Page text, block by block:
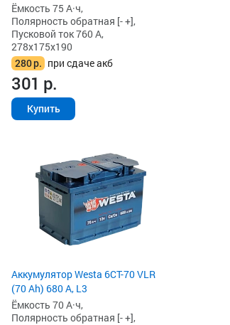
Ёмкость 75 А·ч,
Полярность обратная [- +],
Пусковой ток 760 А,
278x175x190
280р. при сдаче акб
301 р.
Купить
Аккумулятор Westa 6СТ-70 VLR
(70 Ah) 680 А, L3
Ёмкость 70 А·ч,
Полярность обратная [- +],